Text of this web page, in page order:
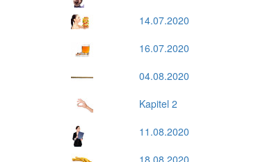
14.07.2020
16.07.2020
04.08.2020
Kapitel 2
11.08.2020
18.08.2020